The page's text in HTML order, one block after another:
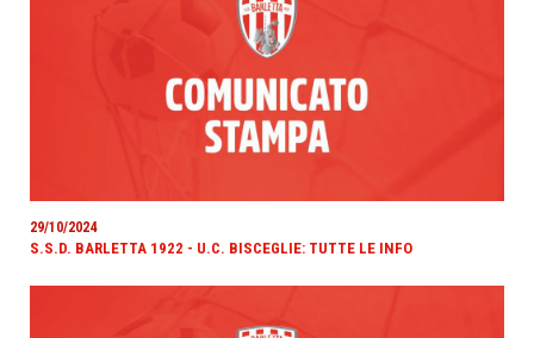
29/10/2024
S.S.D. BARLETTA 1922 - U.C. BISCEGLIE: TUTTE LE INFO